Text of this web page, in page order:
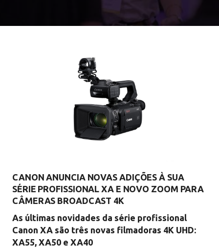
CANON ANUNCIA NOVAS ADIÇÕES À SUA
SÉRIE PROFISSIONAL XA E NOVO ZOOM PARA
CÂMERAS BROADCAST 4K
As últimas novidades da série profissional
Canon XA são três novas filmadoras 4K UHD:
XA55, XA50 e XA40